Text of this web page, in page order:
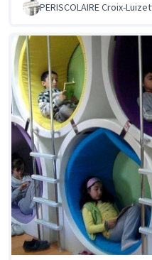
PERISCOLAIRE Croix-Luizet